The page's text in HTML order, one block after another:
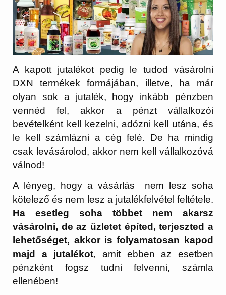
A kapott jutalékot pedig le tudod vásárolni
DXN termékek formájában, illetve, ha már
olyan sok a jutalék, hogy inkább pénzben
vennéd fel, akkor a pénzt vállalkozói
bevételként kell kezelni, adózni kell utána, és
le kell számlázni a cég felé. De ha mindig
csak levásárolod, akkor nem kell vállalkozóvá
válnod!
A lényeg, hogy a vásárlás nem lesz soha
kötelező és nem lesz a jutalékfelvétel feltétele.
Ha esetleg soha többet nem akarsz
vásárolni, de az üzletet építed, terjeszted a
lehetőséget, akkor is folyamatosan kapod
majd a jutalékot, amit ebben az esetben
pénzként fogsz tudni felvenni, számla
ellenében!